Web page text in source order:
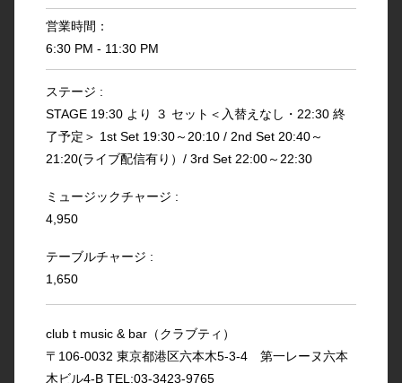
営業時間：
6:30 PM - 11:30 PM
ステージ :
STAGE 19:30 より ３ セット＜入替えなし・22:30 終
了予定＞ 1st Set 19:30～20:10 / 2nd Set 20:40～
21:20(ライブ配信有り）/ 3rd Set 22:00～22:30
ミュージックチャージ :
4,950
テーブルチャージ :
1,650
club t music & bar（クラブティ）
〒106-0032 東京都港区六本木5-3-4 第一レーヌ六本
木ビル4-B TEL:03-3423-9765